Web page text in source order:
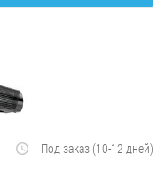
Под заказ (10-12 дней)